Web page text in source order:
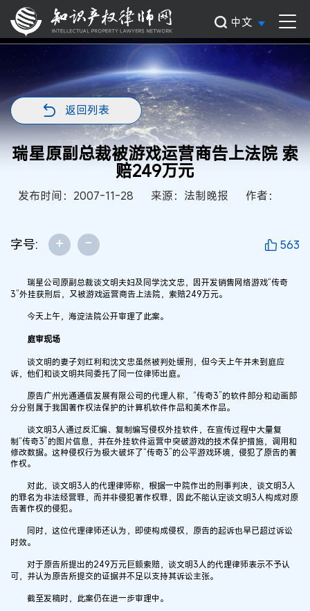
中文
返回列表
瑞星原副总裁被游戏运营商告上法院 索
赔249万元
发布时间：2007-11-28 来源：法制晚报 作者：
字号: + - 563
瑞星公司原副总裁谈文明夫妇及同学沈文忠，因开发销售网络游戏“传奇
3”外挂获刑后，又被游戏运营商告上法院，索赔249万元。
今天上午，海淀法院公开审理了此案。
庭审现场
谈文明的妻子刘红利和沈文忠虽然被判处缓刑，但今天上午并未到庭应
诉，他们和谈文明共同委托了同一位律师出庭。
原告广州光通通信发展有限公司的代理人称，“传奇3”的软件部分和动画部
分分别属于我国著作权法保护的计算机软件作品和美术作品。
谈文明3人通过反汇编、复制编写侵权外挂软件，在宣传过程中大量复
制“传奇3”的图片信息，并在外挂软件运营中突破游戏的技术保护措施，调用和
修改数据。这种侵权行为极大破坏了“传奇3”的公平游戏环境，侵犯了原告的著
作权。
对此，谈文明3人的代理律师称，根据一中院作出的刑事判决，谈文明3人
的罪名为非法经营罪，而并非侵犯著作权罪，因此不能认定谈文明3人构成对原
告著作权的侵犯。
同时，这位代理律师还认为，即使构成侵权，原告的起诉也早已超过诉讼
时效。
对于原告所提出的249万元巨额索赔，谈文明3人的代理律师表示不予认
可，并认为原告所提交的证据并不足以支持其诉讼主张。
截至发稿时，此案仍在进一步审理中。